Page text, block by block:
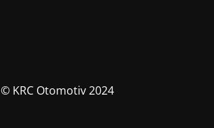
© KRC Otomotiv 2024